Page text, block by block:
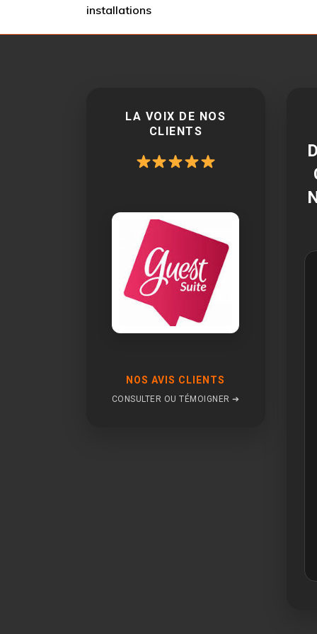
installations
LA VOIX DE NOS
CLIENTS
NOS AVIS CLIENTS
CONSULTER OU TÉMOIGNER ➔